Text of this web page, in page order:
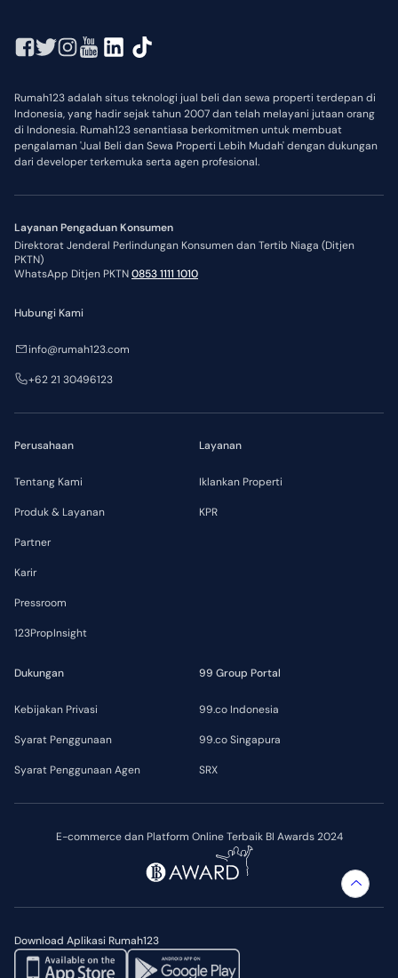
Rumah123 adalah situs teknologi jual beli dan sewa properti terdepan di
Indonesia, yang hadir sejak tahun 2007 dan telah melayani jutaan orang
di Indonesia. Rumah123 senantiasa berkomitmen untuk membuat
pengalaman 'Jual Beli dan Sewa Properti Lebih Mudah' dengan dukungan
dari developer terkemuka serta agen profesional.
Layanan Pengaduan Konsumen
Direktorat Jenderal Perlindungan Konsumen dan Tertib Niaga (Ditjen
PKTN)
WhatsApp Ditjen PKTN0853 1111 1010
E-commerce dan Platform Online Terbaik BI Awards 2024
Download Aplikasi Rumah123
Perusahaan
Tentang Kami
Produk & Layanan
Partner
Karir
Pressroom
123PropInsight
Layanan
Iklankan Properti
KPR
Dukungan
Kebijakan Privasi
Syarat Penggunaan
Syarat Penggunaan Agen
99 Group Portal
99.co Indonesia
99.co Singapura
SRX
Hubungi Kami
info@rumah123.com
+62 21 30496123